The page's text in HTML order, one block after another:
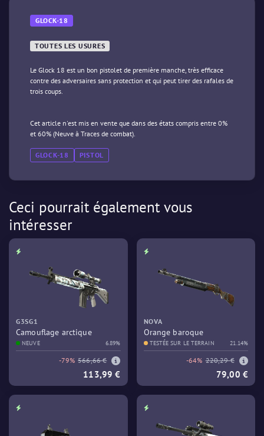
GLOCK-18
TOUTES LES USURES
Le Glock 18 est un bon pistolet de première manche, très efficace
contre des adversaires sans protection et qui peut tirer des rafales de
trois coups.
Cet article n'est mis en vente que dans des états compris entre 0%
et 60% (Neuve à Traces de combat).
GLOCK-18 PISTOL
Ceci pourrait également vous
intéresser
G3SG1
Camouflage arctique
NEUVE 6.89%
-79% 566,66 €
113,99 €
NOVA
Orange baroque
TESTÉE SUR LE TERRAIN 21.14%
-64% 220,29 €
79,00 €